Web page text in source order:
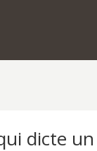
dicte